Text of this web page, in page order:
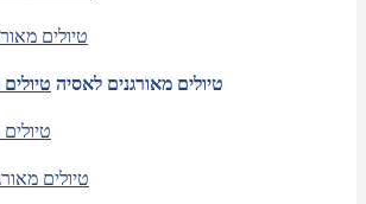
טיולים
טיולים מאורגנים לאסיה
טיולים